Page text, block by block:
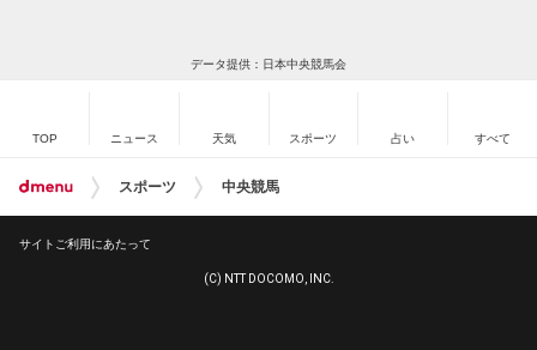
データ提供：日本中央競馬会
TOP ニュース 天気 スポーツ 占い すべて
スポーツ 中央競馬
サイトご利用にあたって
(C) NTT DOCOMO, INC.